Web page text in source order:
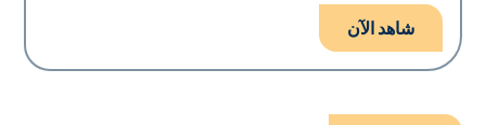
شاهد الآن